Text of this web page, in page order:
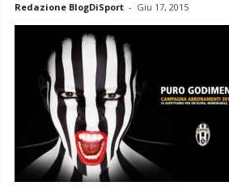
Redazione BlogDiSport - Giu 17, 2015